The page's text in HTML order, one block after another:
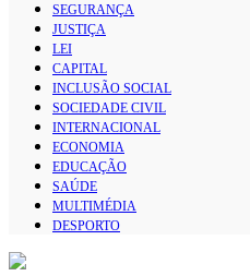
SEGURANÇA
JUSTIÇA
LEI
CAPITAL
INCLUSÃO SOCIAL
SOCIEDADE CIVIL
INTERNACIONAL
ECONOMIA
EDUCAÇÃO
SAÚDE
MULTIMÉDIA
DESPORTO